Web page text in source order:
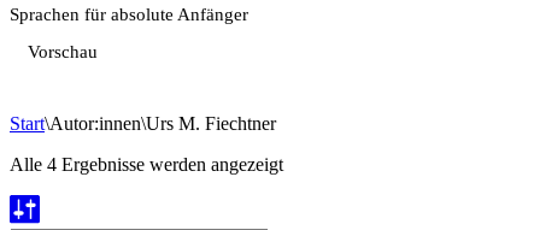
Sprachen für absolute Anfänger
Vorschau
Start\Autor:innen\Urs M. Fiechtner
Alle 4 Ergebnisse werden angezeigtNach